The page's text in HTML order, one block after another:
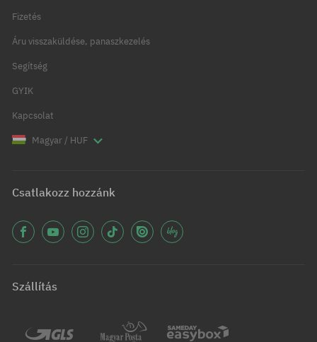
Fizetés
Áru visszaküldése, panaszkezelés
Segítség
GYIK
Kapcsolat
Magyar / HUF
Csatlakozz hozzánk
Szállítás